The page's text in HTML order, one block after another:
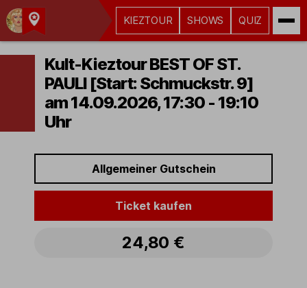
Kult-
Kieztouren
Hamburg
KIEZTOUR SHOWS QUIZ
Kult-Kieztour BEST OF ST.
PAULI [Start: Schmuckstr. 9]
am 14.09.2026, 17:30 - 19:10
Uhr
Allgemeiner Gutschein
Ticket kaufen
24,80 €